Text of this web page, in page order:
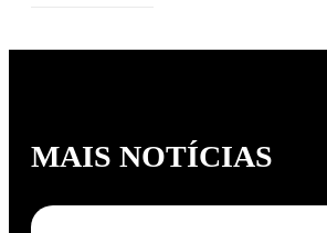
MAIS NOTÍCIAS